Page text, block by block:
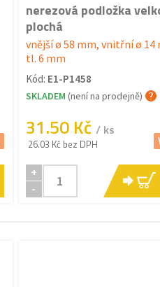
nerezová podložka
plochá
vnější ø 58 mm, vnitřní ø 14
tl. 6 mm
Kód: E1-P1458
SKLADEM (není na prodejně)
31.50 Kč / ks
26.03 Kč bez DPH
+
-